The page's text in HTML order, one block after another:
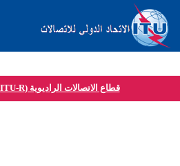
قطاع الاتصالات الراديوية (ITU-R)